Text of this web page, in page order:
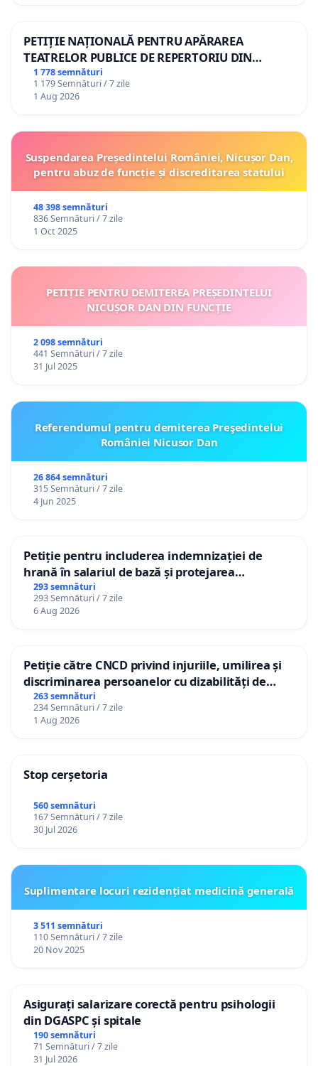
PETIȚIE NAȚIONALĂ PENTRU APĂRAREA
TEATRELOR PUBLICE DE REPERTORIU DIN
ROMÂNIA
1 778 semnături
1 179 Semnături / 7 zile
1 Aug 2026
Suspendarea Președintelui României, Nicușor Dan,
pentru abuz de funcție și discreditarea statului
48 398 semnături
836 Semnături / 7 zile
1 Oct 2025
PETIȚIE PENTRU DEMITEREA PREȘEDINTELUI
NICUȘOR DAN DIN FUNCȚIE
2 098 semnături
441 Semnături / 7 zile
31 Jul 2025
Referendumul pentru demiterea Preşedintelui
României Nicusor Dan
26 864 semnături
315 Semnături / 7 zile
4 Jun 2025
Petiție pentru includerea indemnizației de
hrană în salariul de bază și protejarea
gradațiilor de vechime pentru asistenții
personali
293 semnături
293 Semnături / 7 zile
6 Aug 2026
Petiție către CNCD privind injuriile, umilirea și
discriminarea persoanelor cu dizabilități de
către utilizatorul TikTok „Gorici”
263 semnături
234 Semnături / 7 zile
1 Aug 2026
Stop cerșetoria
560 semnături
167 Semnături / 7 zile
30 Jul 2026
Suplimentare locuri rezidențiat medicină generală
3 511 semnături
110 Semnături / 7 zile
20 Nov 2025
Asigurați salarizare corectă pentru psihologii
din DGASPC și spitale
190 semnături
71 Semnături / 7 zile
31 Jul 2026